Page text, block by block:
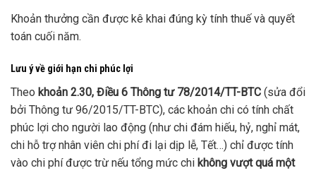
Khoản thưởng cần được kê khai đúng kỳ tính thuế và quyết
toán cuối năm.
Lưu ý về giới hạn chi phúc lợi
Theo khoản 2.30, Điều 6 Thông tư 78/2014/TT-BTC (sửa đổi
bởi Thông tư 96/2015/TT-BTC), các khoản chi có tính chất
phúc lợi cho người lao động (như chi đám hiếu, hỷ, nghỉ mát,
chi hỗ trợ nhân viên chi phí đi lại dịp lễ, Tết…) chỉ được tính
vào chi phí được trừ nếu tổng mức chi không vượt quá một